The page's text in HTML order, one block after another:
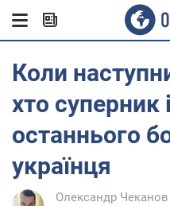
Коли
хто суперник
останнього
українця
Олександр Чеканов